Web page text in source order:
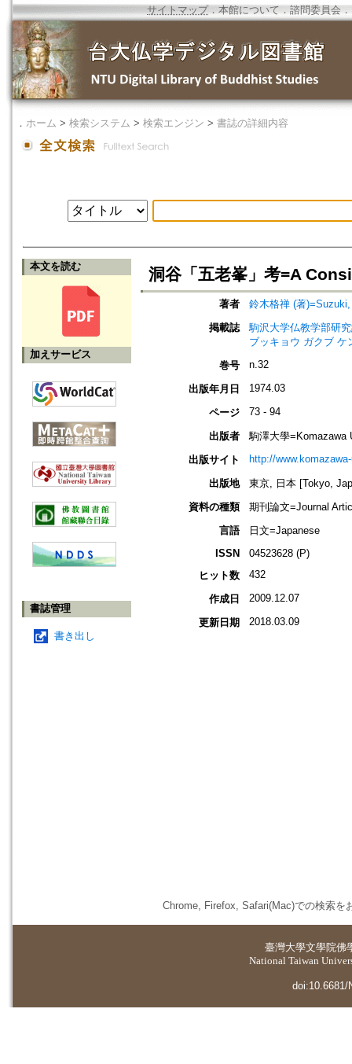
サイトマップ．本館について ． 諮問委員会 ．
． ホーム > 検索システム > 検索エンジン > 書誌の詳細内容
本文を読む
加えサービス
書誌管理
書き出し
洞谷「五老峯」考=A
著者
鈴木格禅 (著
掲載誌
駒沢大学仏教学部研
ブッキョウ ガクブ ケ
巻号
n.32
出版年月日 1974.03
ページ 73 - 94
出版者
駒澤大學=Komazawa
出版サイト
http://
出版地
東京, 日本 [Tokyo,
資料の種類
期刊論文=Journal
言語
日文=Japanese
ISSN
04523628 (P)
ヒット数
432
作成日 2009.12.07
更新日期 2018.03.09
Chrome, Firefox, Safari(Mac)での検索を
臺灣大學文學院佛
National Taiwan
doi:10.6681/